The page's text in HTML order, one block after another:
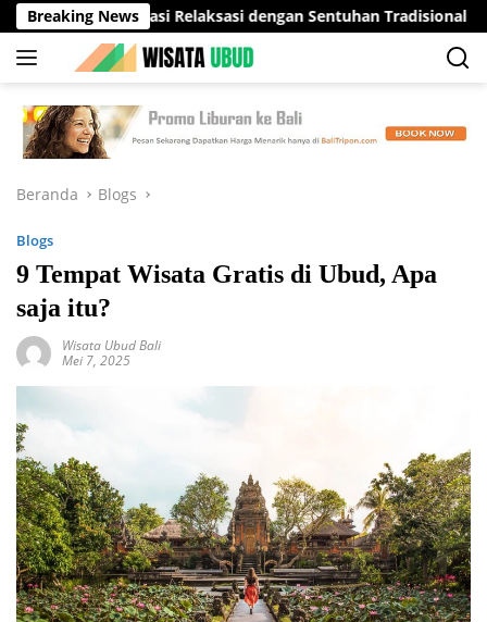
Langsung
ke
konten
Breaking News
Destinasi Relaksasi dengan Sentuhan Tradisional Bali yang
Beranda Blogs
Blogs
9 Tempat Wisata Gratis di Ubud, Apa
saja itu?
Wisata Ubud Bali
Mei 7, 2025